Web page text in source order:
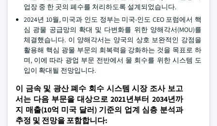
업장 중 한 곳의 폐수를 처리하도록 설계되었습니다.
2024년 10월, 미국과 인도 정부는 미국-인도 CEO 포럼에서 핵
심 광물 공급망의 확대 및 다변화를 위한 양해각서(MOU)를
체결했습니다. 이 양해각서는 양국의 상호 보완적인 강점을
활용해 핵심 광물 부문의 회복력을 강화하는 것을 목표로 하
며, 이에 따라 광업 부문 전반에서 물 회수를 위한 시스템 도
입이 확대될 전망입니다.
이 금속 및 광산 폐수 회수 시스템 시장 조사 보고
서는 다음 부문을 대상으로 2021년부터 2034년까
지 매출(10억 미국 달러) 기준의 업계 심층 분석과
추정 및 전망을 포함합니다: